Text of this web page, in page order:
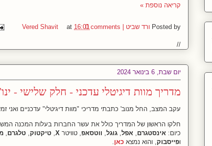
קריאה נוספת »
Posted by ורד שביט | Vered Shavit at 16:010 comments
//
יום שבת, 6 בינואר 2024
מדריך מוות דיגיטלי עדכני - חלק שלישי - ינו' 24'
עקב המצב, החל מנוב' כתבתי מדריכי "מוות דיגיטלי" עדכניים ואני
חלקו הראשון של המדריך כולל את עשר החברות בעלות המכנה
כיום: אינסטגרם, אפל, גוגל, ווטסאפ, טוויטר X
, טיקטוק, טלגרם,
ופייסבוק, והוא נמצא כאן.